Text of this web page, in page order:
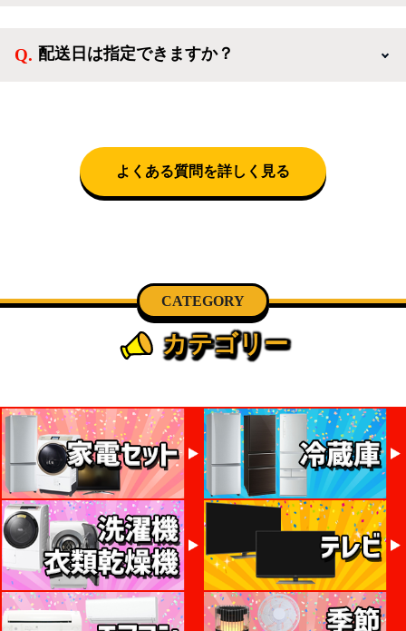
神奈川・千葉)において自社配送を選択いただくこと
配送日は指定できますか？
話にて日時決定に関するご連絡をさせて頂きます。
よくある質問を詳しく見る
CATEGORY
カテゴリー